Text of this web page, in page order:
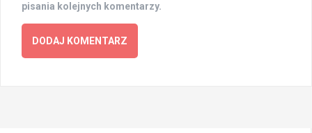
pisania kolejnych komentarzy.